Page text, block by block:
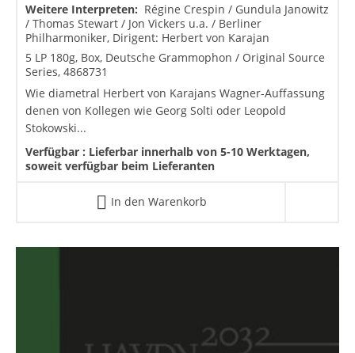
Weitere Interpreten: Régine Crespin / Gundula Janowitz
/ Thomas Stewart / Jon Vickers u.a. / Berliner
Philharmoniker, Dirigent: Herbert von Karajan
5 LP 180g, Box, Deutsche Grammophon / Original Source
Series, 4868731
Wie diametral Herbert von Karajans Wagner-Auffassung
denen von Kollegen wie Georg Solti oder Leopold
Stokowski...
Verfügbar : Lieferbar innerhalb von 5-10 Werktagen,
soweit verfügbar beim Lieferanten
In den Warenkorb